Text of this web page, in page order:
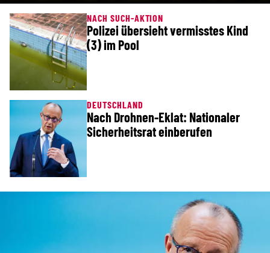
NACH SUCH-AKTION
Polizei übersieht vermisstes Kind
(3) im Pool
DEUTSCHLAND
Nach Drohnen-Eklat: Nationaler
Sicherheitsrat einberufen